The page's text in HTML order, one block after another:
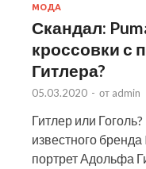
МОДА
Скандал:
кроссовки с
Гитлера?
05.03.2020 - от admin
Гитлер или
известного бренда
портрет Адольфа